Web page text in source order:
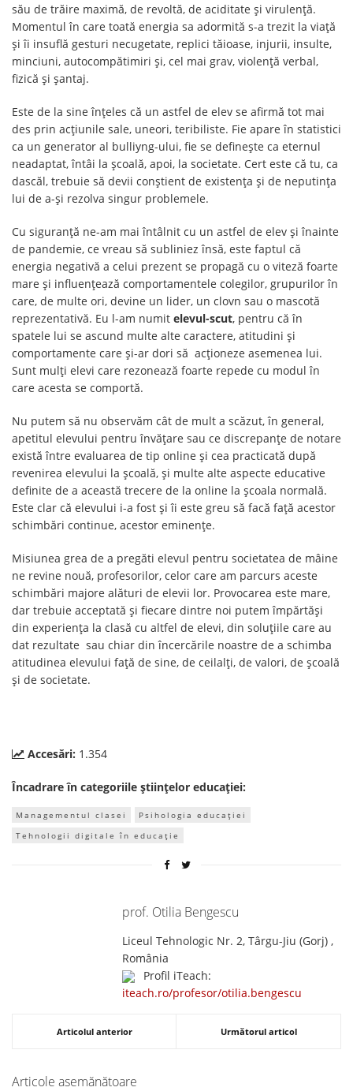
său de trăire maximă, de revoltă, de aciditate și virulență.
Momentul în care toată energia sa adormită s-a trezit la viață
și îi insuflă gesturi necugetate, replici tăioase, injurii, insulte,
minciuni, autocompătimiri și, cel mai grav, violență verbal,
fizică și șantaj.
Este de la sine înțeles că un astfel de elev se afirmă tot mai
des prin acțiunile sale, uneori, teribiliste. Fie apare în statistici
ca un generator al bulliyng-ului, fie se definește ca eternul
neadaptat, întâi la școală, apoi, la societate. Cert este că tu, ca
dascăl, trebuie să devii conștient de existența și de neputința
lui de a-și rezolva singur problemele.
Cu siguranță ne-am mai întâlnit cu un astfel de elev și înainte
de pandemie, ce vreau să subliniez însă, este faptul că
energia negativă a celui prezent se propagă cu o viteză foarte
mare și influențează comportamentele colegilor, grupurilor în
care, de multe ori, devine un lider, un clovn sau o mascotă
reprezentativă. Eu l-am numit elevul-scut, pentru că în
spatele lui se ascund multe alte caractere, atitudini și
comportamente care și-ar dori să acționeze asemenea lui.
Sunt mulți elevi care rezonează foarte repede cu modul în
care acesta se comportă.
Nu putem să nu observăm cât de mult a scăzut, în general,
apetitul elevului pentru învățare sau ce discrepanțe de notare
există între evaluarea de tip online și cea practicată după
revenirea elevului la școală, și multe alte aspecte educative
definite de a această trecere de la online la școala normală.
Este clar că elevului i-a fost și îi este greu să facă față acestor
schimbări continue, acestor eminențe.
Misiunea grea de a pregăti elevul pentru societatea de mâine
ne revine nouă, profesorilor, celor care am parcurs aceste
schimbări majore alături de elevii lor. Provocarea este mare,
dar trebuie acceptată și fiecare dintre noi putem împărtăși
din experiența la clasă cu altfel de elevi, din soluțiile care au
dat rezultate sau chiar din încercările noastre de a schimba
atitudinea elevului față de sine, de ceilalți, de valori, de școală
și de societate.
Accesări: 1.354
Încadrare în categoriile științelor educației:
Managementul clasei
Psihologia educației
Tehnologii digitale în educație
prof. Otilia Bengescu
Liceul Tehnologic Nr. 2, Târgu-Jiu (Gorj) ,
România
Profil iTeach:
iteach.ro/profesor/otilia.bengescu
Articolul anterior Următorul articol
Articole asemănătoare